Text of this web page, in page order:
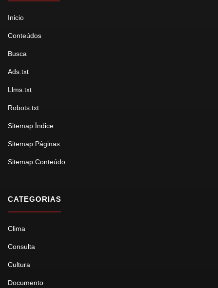
Inicio
Conteúdos
Busca
Ads.txt
Llms.txt
Robots.txt
Sitemap Índice
Sitemap Páginas
Sitemap Conteúdo
CATEGORIAS
Clima
Consulta
Cultura
Documento